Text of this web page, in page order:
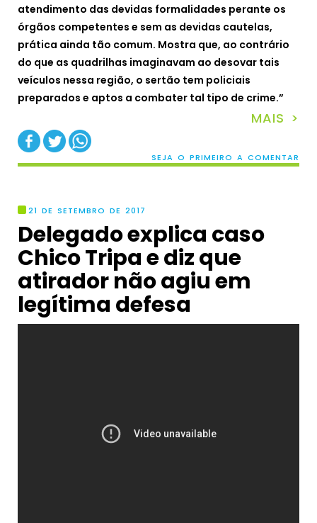
atendimento das devidas formalidades perante os
órgãos competentes e sem as devidas cautelas,
prática ainda tão comum. Mostra que, ao contrário
do que as quadrilhas imaginavam ao desovar tais
veículos nessa região, o sertão tem policiais
preparados e aptos a combater tal tipo de crime.”
MAIS >
SEJA O PRIMEIRO A COMENTAR
21 DE SETEMBRO DE 2017
Delegado explica caso
Chico Tripa e diz que
atirador não agiu em
legítima defesa